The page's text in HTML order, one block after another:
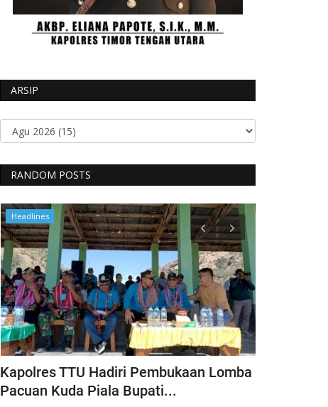
ARSIP
RANDOM POSTS
Headlines
Kapolres TTU Hadiri Pembukaan Lomba
Pacuan Kuda Piala Bupati...